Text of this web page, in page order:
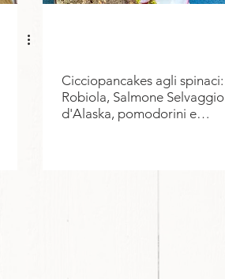
Cicciopancakes agli spinaci:
Robiola, Salmone Selvaggio
d'Alaska, pomodorini e